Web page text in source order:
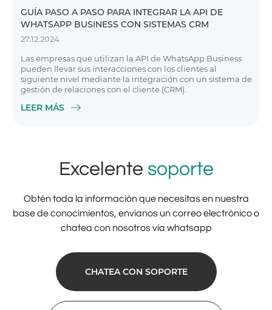
GUÍA PASO A PASO PARA INTEGRAR LA API DE
WHATSAPP BUSINESS CON SISTEMAS CRM
27.12.2024
Las empresas que utilizan la API de WhatsApp Business
pueden llevar sus interacciones con los clientes al
siguiente nivel mediante la integración con un sistema de
gestión de relaciones con el cliente (CRM).
LEER MÁS
Excelente soporte
Obtén toda la información que necesitas en nuestra
base de conocimientos, envíanos un correo electrónico o
chatea con nosotros vía whatsapp
CHATEA CON SOPORTE